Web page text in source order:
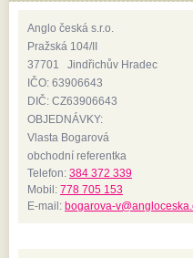
Anglo česká s.r.o.
Pražská 104/II
37701 Jindřichův Hradec
IČO: 63906643
DIČ: CZ63906643
OBJEDNÁVKY:
Vlasta Bogarová
obchodní referentka
Telefon: 384 372 339
Mobil: 778 705 153
E-mail: bogarova-